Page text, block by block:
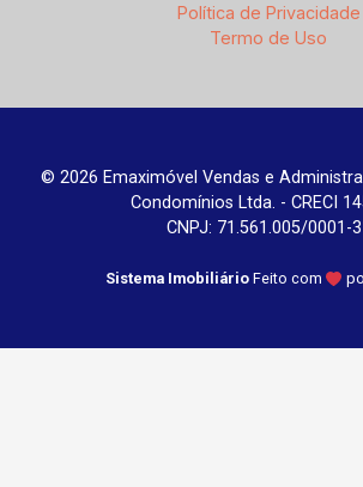
Política de Privacidade
Termo de Uso
© 2026 Emaximóvel Vendas e
Condomínios Ltda. - CRECI
CNPJ: 71.561.005/0001-
Sistema Imobiliário Feito com